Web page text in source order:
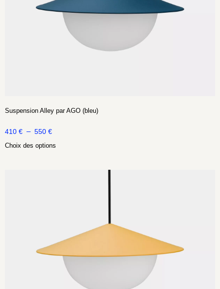
Suspension Alley par AGO (bleu)
410 € – 550 €
Choix des options